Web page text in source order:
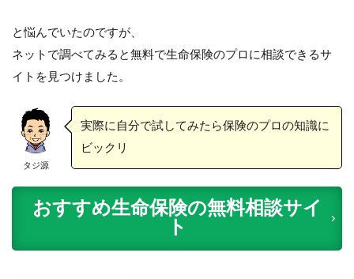
と悩んでいたのですが、
ネットで調べてみると無料で生命保険のプロに相談できるサ
イトを見つけました。
タジ源
実際に自分で試してみたら保険のプロの知識に
ビックリ
おすすめ生命保険の無料相談サイ
ト